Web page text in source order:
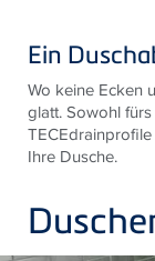
Ein
Wo keine Ecken
glatt. Sowohl
Ihre Dusche.